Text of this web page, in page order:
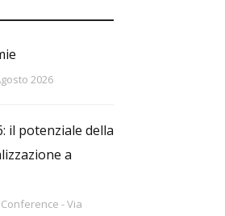
2026
il potenziale della
a
- Via